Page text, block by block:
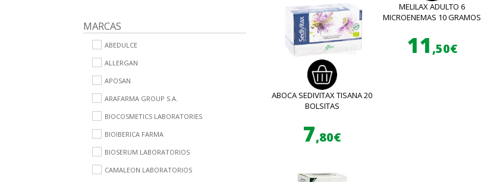
MARCAS
ABEDULCE
ALLERGAN
APOSAN
ARAFARMA GROUP S.A.
BIOCOSMETICS LABORATORIES
BIOIBERICA FARMA
BIOSERUM LABORATORIOS
CAMALEON LABORATORIOS
ABOCA SEDIVITAX TISANA 20
BOLSITAS
7,80€
MELILAX ADULTO 6
MICROENEMAS 10 GRAMOS
11 ,50€